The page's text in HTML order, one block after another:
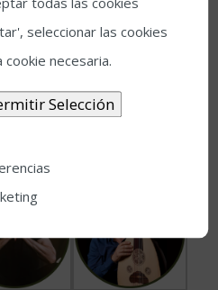
del laudista Hames Bitar en
seleccionar las cookies
necesaria.